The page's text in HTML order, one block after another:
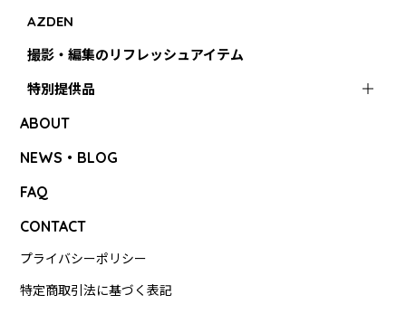
AZDEN
撮影・編集のリフレッシュアイテム
特別提供品
ABOUT
NEWS・BLOG
FAQ
CONTACT
プライバシーポリシー
特定商取引法に基づく表記